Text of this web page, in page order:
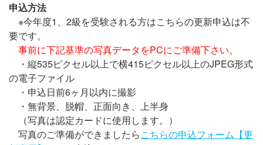
申込方法
※今年度1、2級を受験される方はこちらの更新申込は不
要です。
事前に下記基準の写真データをPCにご準備下さい。
・縦535ピクセル以上で横415ピクセル以上のJPEG形式
の電子ファイル
・申込日前6ヶ月以内に撮影
・無背景、脱帽、正面向き、上半身
（写真は認定カードに使用します。）
写真のご準備ができましたらこちらの申込フォーム【更